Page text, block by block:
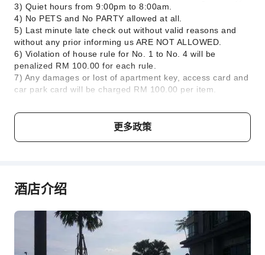
3) Quiet hours from 9:00pm to 8:00am.
4) No PETS and No PARTY allowed at all.
5) Last minute late check out without valid reasons and
without any prior informing us ARE NOT ALLOWED.
6) Violation of house rule for No. 1 to No. 4 will be
penalized RM 100.00 for each rule.
7) Any damages or lost of apartment key, access card and
car park card will be charged RM 100.00 per item.
to our bedsheets, towels, wall, paints, carpet, rug, sofa,
chairs, hair dryer, etc will be charged to the guest
accordingly for replacement or repairing cost according to
unlawful activity in the unit is strictly prohibited. It will
result in immediate termination of booking, dismissal of
2) The Host of this unit shall be under no liability to any
person permitted to enter or use the premises for loss of
更多政策
酒店介绍